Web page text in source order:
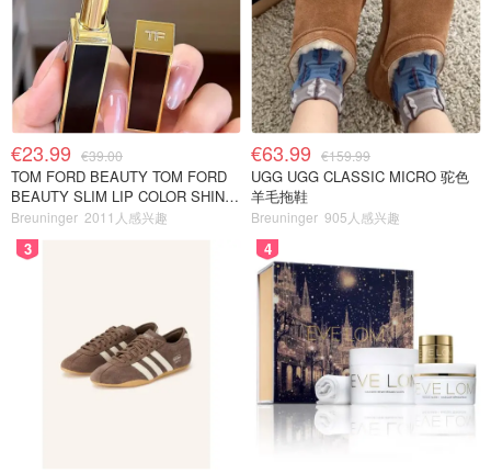
€23.99 €39.00
TOM FORD BEAUTY TOM FORD
BEAUTY SLIM LIP COLOR SHINE
口红 open back色
Breuninger 2011人感兴趣
€63.99 €159.99
UGG UGG CLASSIC MICRO 驼色
羊毛拖鞋
Breuninger 905人感兴趣
3 4